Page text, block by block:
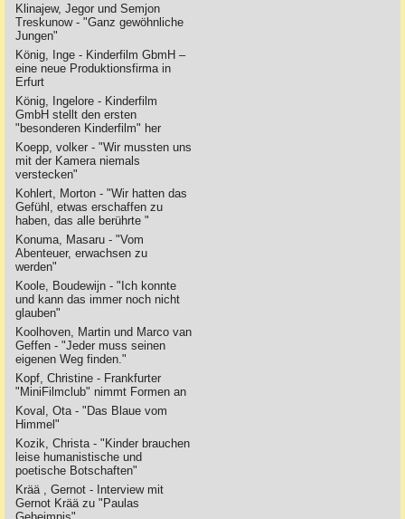
Klinajew, Jegor und Semjon
Treskunow - "Ganz gewöhnliche
Jungen"
König, Inge - Kinderfilm GbmH –
eine neue Produktionsfirma in
Erfurt
König, Ingelore - Kinderfilm
GmbH stellt den ersten
"besonderen Kinderfilm" her
Koepp, volker - "Wir mussten uns
mit der Kamera niemals
verstecken"
Kohlert, Morton - "Wir hatten das
Gefühl, etwas erschaffen zu
haben, das alle berührte "
Konuma, Masaru - "Vom
Abenteuer, erwachsen zu
werden"
Koole, Boudewijn - "Ich konnte
und kann das immer noch nicht
glauben"
Koolhoven, Martin und Marco van
Geffen - "Jeder muss seinen
eigenen Weg finden."
Kopf, Christine - Frankfurter
"MiniFilmclub" nimmt Formen an
Koval, Ota - "Das Blaue vom
Himmel"
Kozik, Christa - "Kinder brauchen
leise humanistische und
poetische Botschaften"
Krää , Gernot - Interview mit
Gernot Krää zu "Paulas